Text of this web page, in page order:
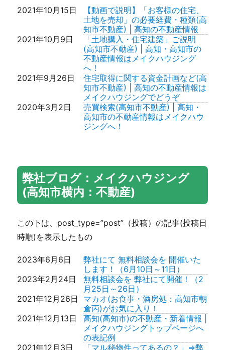
2026年7月24日
高知市瀬戸西町3丁目 リフォーム
済住宅 2,099万円(税込）6DK
188.55㎡ (約57.03坪)
2026年7月23日
高知市一宮中町3丁目リフォーム
済住宅 2,199万円(税込）3LDK
100.84㎡ (約30.5坪)
高知市長浜売家・リフォーム住宅
1,380万円(税込） 4LDK 112.62㎡
(約34.06坪)価格変更しました。
高知市介良乙新築住宅 3,380円(税
込）3LDK164.97㎡（約49.90坪）
動画アップしました。
高知市十津5丁目 リフォーム済住
宅 1,349万円(税込） 3SLDK
宅 1,799万円(税込） 5DK132.23
㎡ (約39.99坪)
2026年7月18日
高知市百石町4丁目 リフォーム済
住宅 1,969万円（税込）3DK
した。
2026年7月17日
高知市横浜新町1丁目リフォーム済
住宅・2,549万円 （税込）4LDK
ました。
高知市福井町リフォーム済住宅
1,599万円（税込)3DK 127.55㎡
（約38.58坪）価格変更しまし
た。
高知市若草町 リフォーム済住宅
1,999万円（税込）3LDK 148.52
㎡（約44.92坪）価格変更しまし
た。
2026年7月14日
高知市中秦泉寺 リフォーム済住宅
2021年10月15日
【動画で説明】「お客様の住宅、
土地を売却」の必要経費・種類(高
知市不動産) | 高知の不動産情報
2021年10月9日
「土地購入・住宅建築」ご説明
(高知市不動産) | 高知・高知市の
不動産情報はメイクハウジング
へ！
2021年9月26日
住宅取得に関する資金計画など(高
知市不動産) | 高知の不動産情報は
メイクハウジングでどうぞ
2020年3月2日
売買検索(高知市不動産) | 高知・
高知市の不動産情報はメイクハウ
ジングへ！
メイクハウジング・会社案内 | 高
知・高知市の不動産情報はメイク
ハウジング！
高知市区分けマップ | 高知・高知
市の不動産情報はメイクハウジン
2018年2月28日
プライバシーポリシー(高知市不動
産) | 高知・高知市の不動産情報は
メイクハウジングへ！
産) | 高知・高知市の不動産情報は
メイクハウジングへ！
2018年1月29日
住宅購入豆知識(高知市不動産) |
高知・高知市の不動産情報はメイ
クハウジング！
引越し豆知識(高知市不動産) | 高
知・高知市の不動産情報はメイク
ハウジング！
売却相談（買い取り）無料査定(高
弊社ブログ：メイクハウジング
(高知市横内：不動産)
この下は、post_type=”post”（投稿）の記事(投稿日
時順)を表示したもの
2023年6月6日
弊社にて 無料相談会を 開催いた
します！（6月10日～11日）
2023年2月24日
無料相談会を 弊社にて開催！（2
月25日～26日）
2021年12月26日
マカオ(お食事・酒房処：高知市朝
倉丙)がお気に入り！
2021年12月13日
高知(高知市)の不動産・新着情報 |
メイクハウジングトップページへ
の表記例
2021年12月3日
「マル秘物件ってあるの？」⇒弊